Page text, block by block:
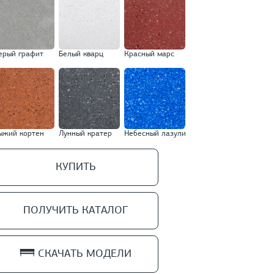
графит Белый кварц Красный марс
кортен Лунный кратер Небесный лазули
КУПИТЬ
ПОЛУЧИТЬ КАТАЛОГ
СКАЧАТЬ МОДЕЛИ